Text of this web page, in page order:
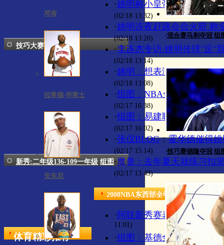
·混合赛马刺夺冠 组
技巧大赛
·技巧赛德隆夺冠 组
新秀:二年级136-109一年级 组图
邓肯
拉希德-华莱士
安东尼
体育精彩推荐
·姚明称小皇帝一览众山小
(02/18 13:32)
·姚明连夜赶路会合火箭 称
(02/18 13:20)
·李连杰专访:姚明传球"逗"
(02/18 13:14)
·姚明：想表演可惜演砸了
(02/18 13:08)
·组图：NBA全明星中国之
(02/17 16:38)
·组图：易建联携手李连杰
(02/17 16:02)
·张仪BLOG：霍华德催得
(02/17 15:14)
· 魔兽：去年夏天就练习扣
(02/17 13:43)
2008NBA东西部全明星赛
· 阿联新秀赛表现尚显拘谨
11:01)
·组图：基德全明星精彩表